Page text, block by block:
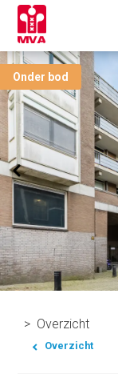
Onder bod
Overzicht
Overzicht